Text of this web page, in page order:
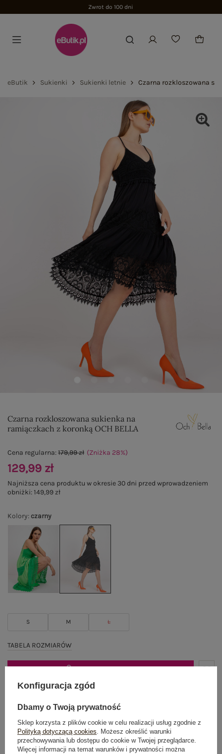
Zwrot do 100 dni
eButik Sukienki Sukienki letnie Czarna rozkloszowana
Czarna rozkloszowana sukienka na
ramiączkach z koronką OCH BELLA
Kolory: czarny
S M L
TABELA ROZMIARÓW
Cena regularna:179,99 zł (Zniżka 28%)
129,99 zł
Najniższa cena produktu w okresie 30 dni przed wprowadzeniem
obniżki:149,99 zł
Dostawaod 7,99 zł
Konfiguracja zgód
Dbamy o Twoją prywatność
Sklep korzysta z plików cookie w celu realizacji usług zgodnie z
Polityką dotyczącą cookies. Możesz określić warunki
przechowywania lub dostępu do cookie w Twojej przeglądarce.
Więcej informacji na temat warunków i prywatności można